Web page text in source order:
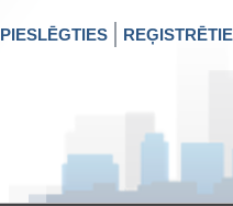
PIESLĒGTIES